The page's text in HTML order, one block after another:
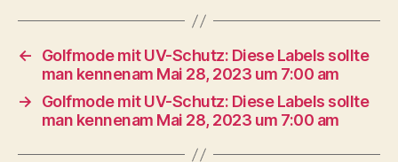
←
Golfmode mit UV-Schutz: Diese Labels sollte
man kennenam Mai 28, 2023 um 7:00 am
→
Golfmode mit UV-Schutz: Diese Labels sollte
man kennenam Mai 28, 2023 um 7:00 am